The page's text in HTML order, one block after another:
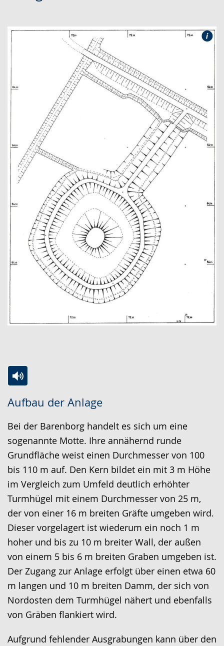
Aufbau der Anlage
Leichten
Sprache
wechseln.
Audio-
Unterstützung.
Video
in
Deutscher
Gebärdensprache
wird
angezeigt.
Bei der Barenborg handelt es sich um eine
sogenannte Motte. Ihre annähernd runde
Grundfläche weist einen Durchmesser von 100
bis 110 m auf. Den Kern bildet ein mit 3 m Höhe
im Vergleich zum Umfeld deutlich erhöhter
Turmhügel mit einem Durchmesser von 25 m,
der von einer 16 m breiten Gräfte umgeben wird.
Dieser vorgelagert ist wiederum ein noch 1 m
hoher und bis zu 10 m breiter Wall, der außen
von einem 5 bis 6 m breiten Graben umgeben ist.
Der Zugang zur Anlage erfolgt über einen etwa 60
m langen und 10 m breiten Damm, der sich von
Nordosten dem Turmhügel nähert und ebenfalls
von Gräben flankiert wird.
Aufgrund fehlender Ausgrabungen kann über den